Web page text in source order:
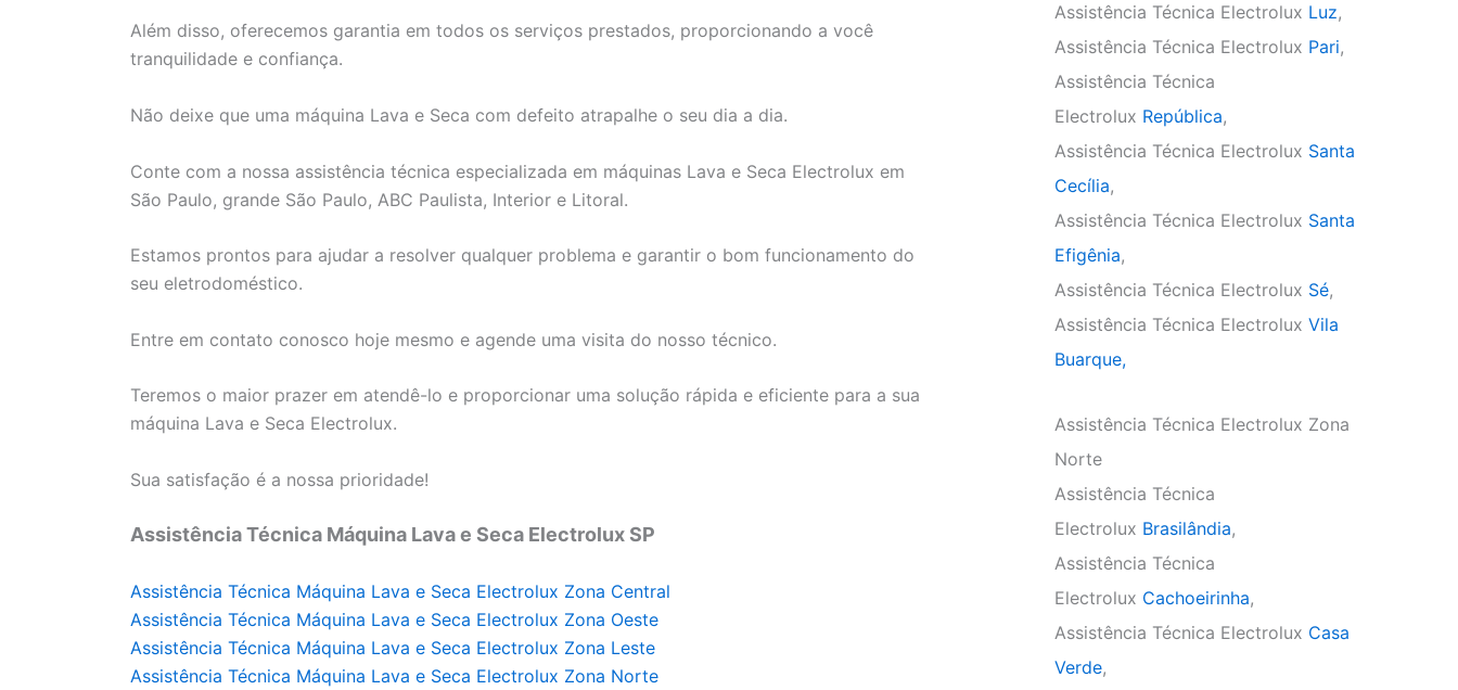
Além disso, oferecemos garantia em todos os serviços prestados, proporcionando a você
tranquilidade e confiança.
Não deixe que uma máquina Lava e Seca com defeito atrapalhe o seu dia a dia.
Conte com a nossa assistência técnica especializada em máquinas Lava e Seca Electrolux em
São Paulo, grande São Paulo, ABC Paulista, Interior e Litoral.
Estamos prontos para ajudar a resolver qualquer problema e garantir o bom funcionamento do
seu eletrodoméstico.
Entre em contato conosco hoje mesmo e agende uma visita do nosso técnico.
Teremos o maior prazer em atendê-lo e proporcionar uma solução rápida e eficiente para a sua
máquina Lava e Seca Electrolux.
Sua satisfação é a nossa prioridade!
Assistência Técnica Máquina Lava e Seca Electrolux SP
Assistência Técnica Máquina Lava e Seca Electrolux Zona Central
Assistência Técnica Máquina Lava e Seca Electrolux Zona Oeste
Assistência Técnica Máquina Lava e Seca Electrolux Zona Leste
Assistência Técnica Máquina Lava e Seca Electrolux Zona Norte
Assistência Técnica Electrolux Luz,
Assistência Técnica Electrolux Pari,
Assistência Técnica
Electrolux República,
Assistência Técnica Electrolux Santa
Cecília,
Assistência Técnica Electrolux Santa
Efigênia,
Assistência Técnica Electrolux Sé,
Assistência Técnica Electrolux Vila
Buarque,
Assistência Técnica Electrolux Zona
Norte
Assistência Técnica
Electrolux Brasilândia,
Assistência Técnica
Electrolux Cachoeirinha,
Assistência Técnica Electrolux Casa
Verde,